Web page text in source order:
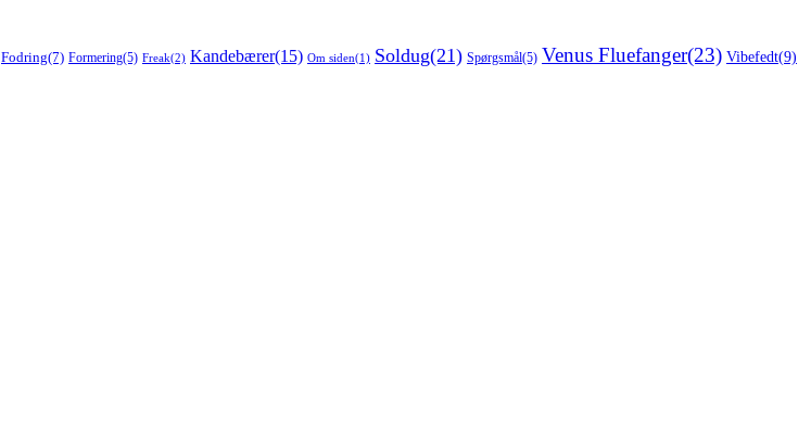
Fodring(7) Formering(5) Freak(2) Kandebærer(15) Om siden(1) Soldug(21) Spørgsmål(5) Venus Fluefanger(23) Vibefedt(9)